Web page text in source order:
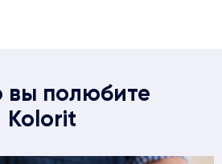
вы полюбите
Kolorit